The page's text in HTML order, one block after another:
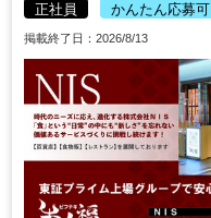
正社員 かんたん応募可
掲載終了日：2026/8/13